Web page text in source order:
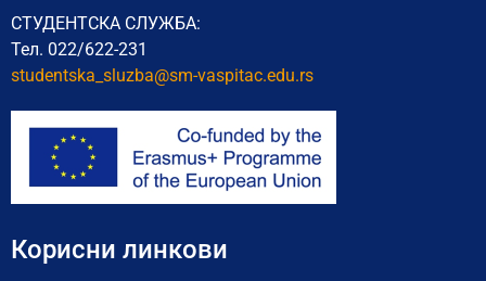
СТУДЕНТСКА СЛУЖБА:
Тел. 022/622-231
studentska_sluzba@sm-vaspitac.edu.rs
Корисни линкови